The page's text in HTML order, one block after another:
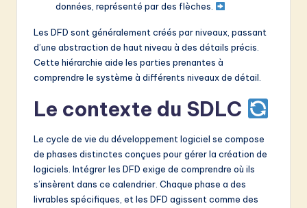
données, représenté par des flèches.
Les DFD sont généralement créés par niveaux, passant
d’une abstraction de haut niveau à des détails précis.
Cette hiérarchie aide les parties prenantes à
comprendre le système à différents niveaux de détail.
Le contexte du SDLC
Le cycle de vie du développement logiciel se compose
de phases distinctes conçues pour gérer la création de
logiciels. Intégrer les DFD exige de comprendre où ils
s’insèrent dans ce calendrier. Chaque phase a des
livrables spécifiques, et les DFD agissent comme des